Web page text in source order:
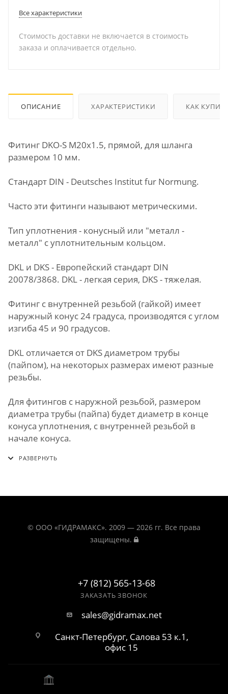
Все характеристики
Стоимость доставки не включается в стоимость
заказа и оплачивается отдельно.
ОПИСАНИЕ ХАРАКТЕРИСТИКИ КАК
Фитинг DKO-S М20х1.5, прямой, для шланга
размером 10 мм.
Стандарт DIN - Deutsches Institut fur Normung.
Часто эти фитинги называют метрическими.
Тип уплотнения - конусный или "металл -
металл" с уплотнительным кольцом.
DKL и DKS - Европейский стандарт DIN
20078/3868. DKL - легкая серия, DKS - тяжелая.
Фитинг с внутренней резьбой (гайкой) имеет
наружный конус 24 градуса, производятся с углом
изгиба 45 и 90 градусов.
DKL отличается от DKS диаметром трубы
(пайпом), на некоторых размерах имеют разные
резьбы.
Для фитингов с наружной резьбой, размером
диаметра трубы (пайпа) будет диаметр в конце
конуса уплотнения, с внутренней резьбой в
начале конуса.
© ООО «ГИДРАМАКС». 2009 — 2026 гг. Все права
защищены.
+7 (812) 565-13-68
ЗАКАЗАТЬ ЗВОНОК
sales@gidramax.net
Санкт-Петербург, Салова 53 к.1,
офис 15